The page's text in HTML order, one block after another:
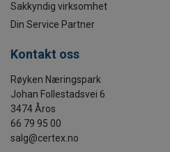
Sakkyndig virksomhet
Din Service Partner
Kontakt oss
Røyken Næringspark
Johan Follestadsvei 6
3474 Åros
66 79 95 00
salg@certex.no